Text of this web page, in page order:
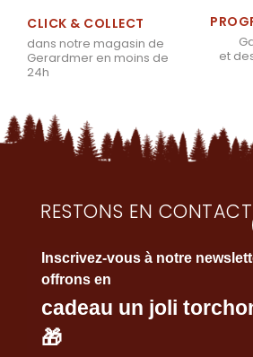
CLICK & COLLECT
dans notre magasin de
Gerardmer en moins de
24h
et
RESTONS EN CONTACT
Inscrivez-vous à notre
offrons en
cadeau un joli
🎁